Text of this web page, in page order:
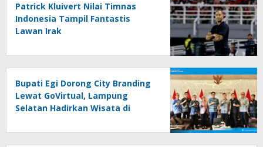
Patrick Kluivert Nilai Timnas
Indonesia Tampil Fantastis
Lawan Irak
Bupati Egi Dorong City Branding
Lewat GoVirtual, Lampung
Selatan Hadirkan Wisata di